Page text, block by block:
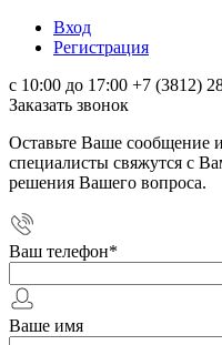
Вход
Регистрация
с 10:00 до 17:00 +7 (3812)
Заказать звонок
Оставьте Ваше сообщение
специалисты свяжутся с
решения Вашего вопроса.
Ваш телефон*
Ваше имя